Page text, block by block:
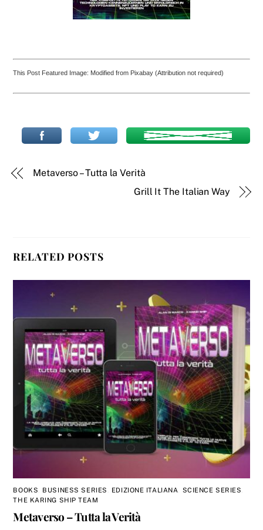
This Post Featured Image: Modified from Pixabay (Attribution not required)
Metaverso – Tutta la Verità
Grill It The Italian Way
RELATED POSTS
BOOKS BUSINESS SERIES EDIZIONE ITALIANA SCIENCE SERIES
THE KARING SHIP TEAM
Metaverso – Tutta la Verità